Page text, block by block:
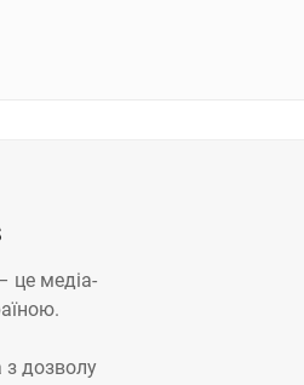
це медіа-
з дозволу